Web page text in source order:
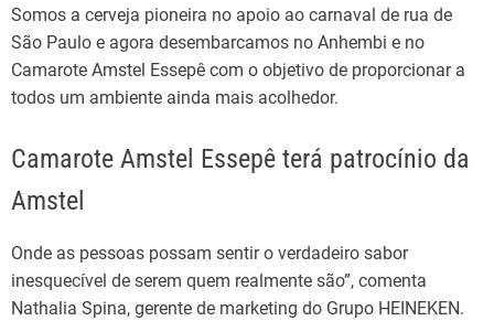
Somos a cerveja pioneira no apoio ao carnaval de rua de
São Paulo e agora desembarcamos no Anhembi e no
Camarote Amstel Essepê com o objetivo de proporcionar a
todos um ambiente ainda mais acolhedor.
Camarote Amstel Essepê terá patrocínio da
Amstel
Onde as pessoas possam sentir o verdadeiro sabor
inesquecível de serem quem realmente são”, comenta
Nathalia Spina, gerente de marketing do Grupo HEINEKEN.